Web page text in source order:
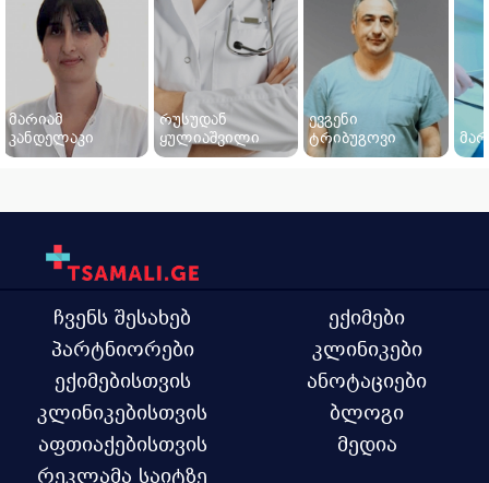
მარიამ
კანდელაკი
რუსუდან
ყულიაშვილი
ევგენი
ტრიბუგოვი
ჩვენს შესახებ
პარტნიორები
ექიმებისთვის
კლინიკებისთვის
აფთიაქებისთვის
რეკლამა საიტზე
ექიმები
კლინიკები
ანოტაციები
ბლოგი
მედია